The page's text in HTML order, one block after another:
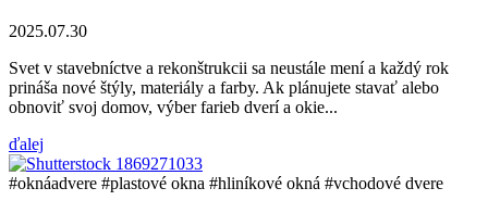
2025.07.30
Svet v stavebníctve a rekonštrukcii sa neustále mení a každý rok
prináša nové štýly, materiály a farby. Ak plánujete stavať alebo
obnoviť svoj domov, výber farieb dverí a okie...
ďalej
#oknáadvere #plastové okna #hliníkové okná #vchodové dvere